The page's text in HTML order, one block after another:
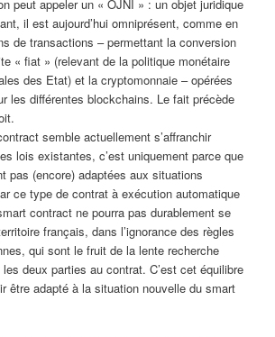
peut appeler un « OJNI » : un objet juridique
il est aujourd’hui omniprésent, comme en
de transactions – permettant la conversion
« fiat » (relevant de la politique monétaire
des Etat) et la cryptomonnaie – opérées
les différentes blockchains. Le fait précède
semble actuellement s’affranchir
lois existantes, c’est uniquement parce que
pas (encore) adaptées aux situations
ce type de contrat à exécution automatique
contract ne pourra pas durablement se
français, dans l’ignorance des règles
qui sont le fruit de la lente recherche
les deux parties au contrat. C’est cet équilibre
être adapté à la situation nouvelle du smart